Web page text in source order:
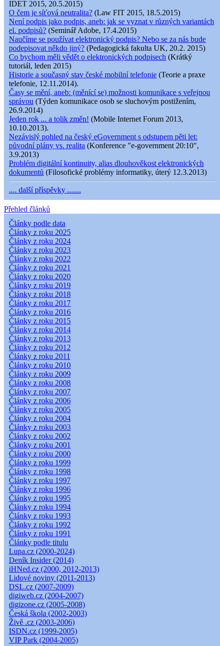
IDET 2015, 20.5.2015)
O čem je síťová neutralita? (Law FIT 2015, 18.5.2015)
Není podpis jako podpis, aneb: jak se vyznat v různých variantách
el. podpisů? (Seminář Adobe, 17.4.2015)
Naučíme se používat elektronický podpis? Nebo se za nás bude
podepisovat někdo jiný? (Pedagogická fakulta UK, 20.2. 2015)
Co bychom měli vědět o elektronických podpisech (Krátký
tutoriál, leden 2015)
Historie a současný stav české mobilní telefonie (Teorie a praxe
telefonie, 12.11.2014).
Časy se mění, aneb: (měnící se) možnosti komunikace s veřejnou
správou (Týden komunikace osob se sluchovým postižením,
26.9.2014)
Jeden rok ... a tolik změn! (Mobile Internet Forum 2013,
10.10.2013).
Nezávislý pohled na český eGovernment s odstupem pěti let:
původní plány vs. realita (Konference "e-government 20:10",
3.9.2013)
Problém digitální kontinuity, alias dlouhověkost elektronických
dokumentů (Filosofické problémy informatiky, úterý 12.3.2013)
.... další příspěvky .......
Přehled článků
Články podle data
Články z roku 2025
Články z roku 2024
Články z roku 2023
Články z roku 2022
Články z roku 2021
Články z roku 2020
Články z roku 2019
Články z roku 2018
Články z roku 2017
Články z roku 2016
Články z roku 2015
Články z roku 2014
Články z roku 2013
Články z roku 2012
Články z roku 2011
Články z roku 2010
Články z roku 2009
Články z roku 2008
Články z roku 2007
Články z roku 2006
Články z roku 2005
Články z roku 2004
Články z roku 2003
Články z roku 2002
Články z roku 2001
Články z roku 2000
Články z roku 1999
Články z roku 1998
Články z roku 1997
Články z roku 1996
Články z roku 1995
Články z roku 1994
Články z roku 1993
Články z roku 1992
Články z roku 1991
Články podle titulu
Lupa.cz (2000-2024)
Deník Insider (2014)
iHNed.cz (2000, 2012-2013)
Lidové noviny (2011-2013)
DSL.cz (2007-2009)
digiweb.cz (2004-2007)
digizone.cz (2005-2008)
Česká škola (2002-2003)
Živě .cz (2003-2006)
ISDN.cz (1999-2005)
VIP Park (2004-2005)